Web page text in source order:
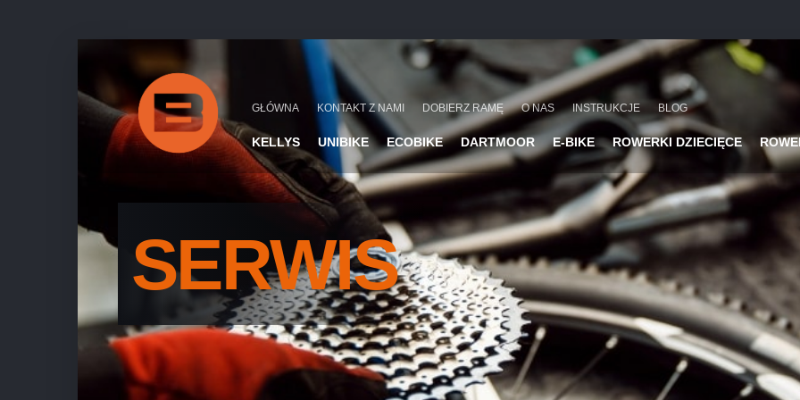
GŁÓWNA KONTAKT Z NAMI DOBIERZ RAMĘ O NAS INSTRUKCJE BLOG
KELLYS UNIBIKE ECOBIKE DARTMOOR E-BIKE ROWERKI DZIECIĘCE
SERWIS